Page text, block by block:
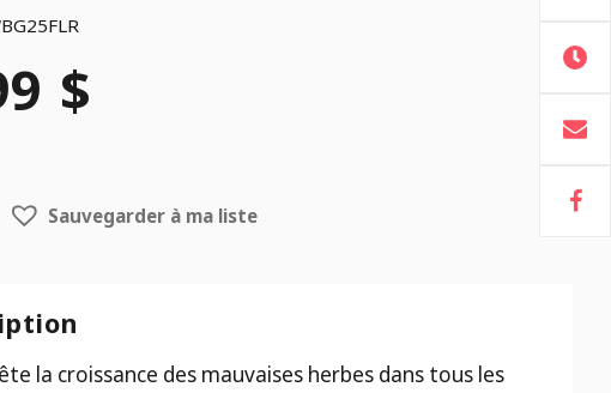
$
Sauvegarder à ma liste
la croissance des mauvaises herbes dans tous les